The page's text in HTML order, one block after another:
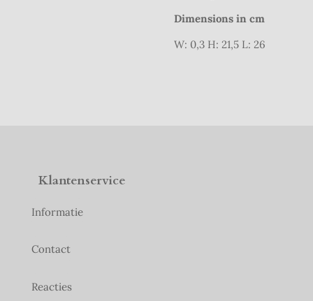
Dimensions in cm
W: 0,3 H: 21,5 L: 26
Klantenservice
Informatie
Contact
Reacties